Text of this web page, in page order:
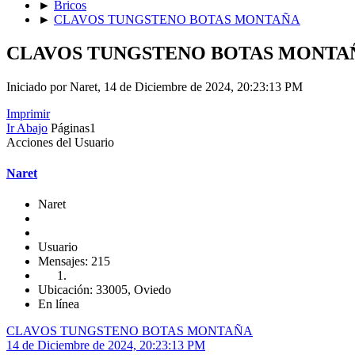
► Bricos
► CLAVOS TUNGSTENO BOTAS MONTAÑA
CLAVOS TUNGSTENO BOTAS
Iniciado por Naret, 14 de Diciembre de 2024, 20:23:13 PM
Imprimir
Ir Abajo Páginas1
Acciones del Usuario
Naret
Naret
Usuario
Mensajes: 215
Ubicación: 33005, Oviedo
En línea
CLAVOS TUNGSTENO BOTAS MONTAÑA
14 de Diciembre de 2024, 20:23:13 PM